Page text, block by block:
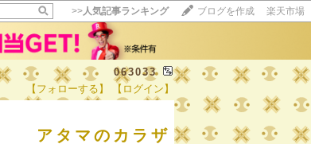
>>人気記事ランキング ブログを作成 楽天市場
063033
【フォローする】 【ログイン】
アタマのカラザ
【毎日開催】
15記事にいいね！で1ポイント
10秒滞在